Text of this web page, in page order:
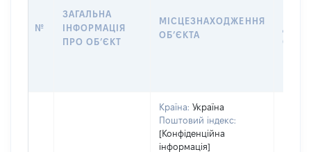
№
ЗАГАЛЬНА
ІНФОРМАЦІЯ
ПРО ОБʼЄКТ
МІСЦЕЗНАХОДЖЕННЯ
ОБʼЄКТА
Країна: Україна
Поштовий індекс:
[Конфіденційна
інформація]